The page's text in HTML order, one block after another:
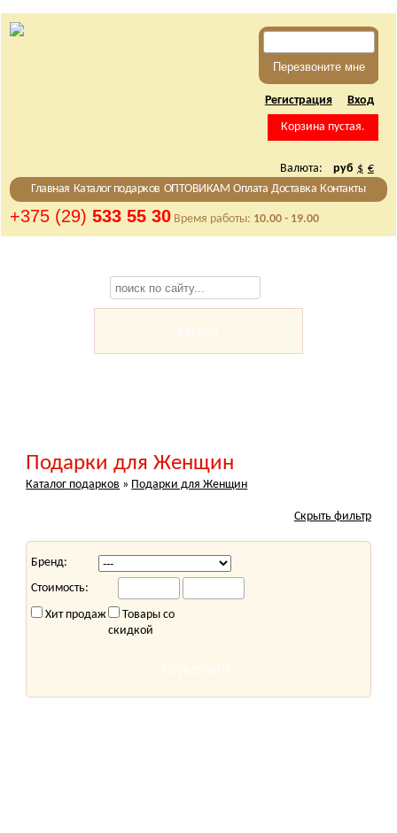
Регистрация
Вход
Корзина пустая.
Валюта: руб $ €
Главная Каталог подарков ОПТОВИКАМ Оплата Доставка Контакты
+375 (29)533 55 30 Время работы: 10.00 - 19.00
Подарки для Женщин
Каталог подарков » Подарки для Женщин
Скрыть фильтр
Бренд:
Стоимость:
Хит продаж
Товары со
скидкой